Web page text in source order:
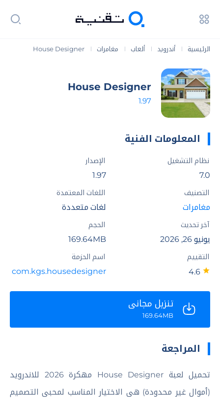
الرئيسية | أندرويد | ألعاب | مغامرات |
House Designer
House Designer
1.97
المعلومات الفنية
نظام التشغيل
7.0
الإصدار
1.97
التصنيف
مغامرات
اللغات المعتمدة
لغات متعددة
آخر تحديث
يونيو 26, 2026
الحجم
169.64MB
التقييم اسم الحزمة
com.kgs.housedesigner
تنزيل مجاني
169.64MB
المراجعة
تحميل لعبة House Designer مهكرة 2026 للاندرويد
(أموال غير محدودة) هى الاختيار المناسب لمحبى التصميم